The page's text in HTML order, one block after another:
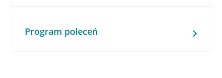
Program poleceń